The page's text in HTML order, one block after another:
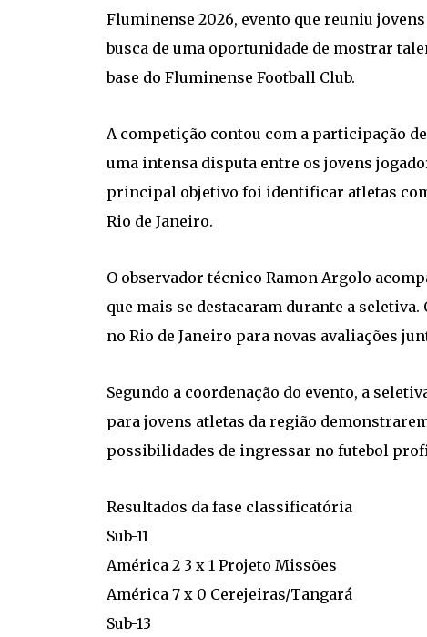
Fluminense 2026, evento que reuniu jovens
busca de uma oportunidade de mostrar
base do Fluminense Football Club.
A competição contou com a participação
uma intensa disputa entre os jovens
principal objetivo foi identificar atletas
Rio de Janeiro.
O observador técnico Ramon Argolo
que mais se destacaram durante a
no Rio de Janeiro para novas avaliações
Segundo a coordenação do evento, a
para jovens atletas da região
possibilidades de ingressar no futebol
Resultados da fase classificatória
Sub-11
América 2 3 x 1 Projeto Missões
América 7 x 0 Cerejeiras/Tangará
Sub-13